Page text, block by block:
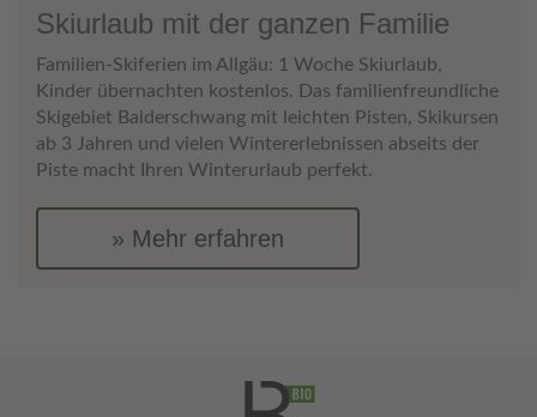
Skiurlaub mit der ganzen Familie
Familien-Skiferien im Allgäu: 1 Woche Skiurlaub,
Kinder übernachten kostenlos. Das familienfreundliche
Skigebiet Balderschwang mit leichten Pisten, Skikursen
ab 3 Jahren und vielen Wintererlebnissen abseits der
Piste macht Ihren Winterurlaub perfekt.
Mehr erfahren